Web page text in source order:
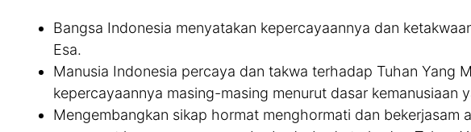
Bangsa Indonesia menyatakan kepercayaannya dan
Esa.
Manusia Indonesia percaya dan takwa terhadap Tuhan Yang
kepercayaannya masing-masing menurut dasar kemanusiaan
Mengembangkan sikap hormat menghormati dan bekerjasam